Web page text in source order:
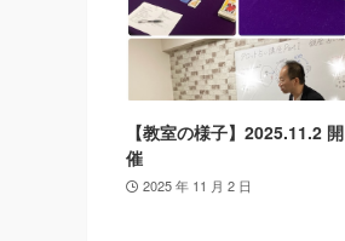
【教室の様子】2025.11.2 開
催
2025 年 11 月 2 日